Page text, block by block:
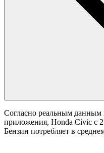
Согласно реальным данным
приложения, Honda Civic с
Бензин потребляет в